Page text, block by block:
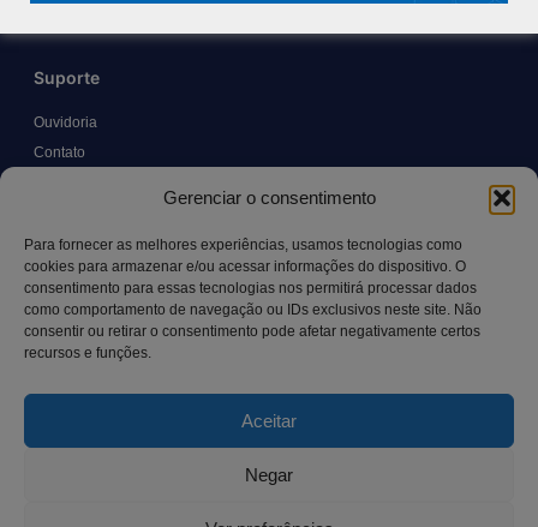
Gerenciar o consentimento
Para fornecer as melhores experiências, usamos tecnologias como
cookies para armazenar e/ou acessar informações do dispositivo. O
consentimento para essas tecnologias nos permitirá processar dados
como comportamento de navegação ou IDs exclusivos neste site. Não
consentir ou retirar o consentimento pode afetar negativamente certos
recursos e funções.
Aceitar
Negar
Suporte
Ouvidoria
Contato
Canal LGPD e Segurança da Informação
Contato